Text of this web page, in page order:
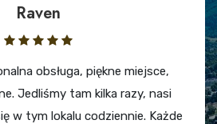
Raven
obsługa, piękne miejsce,
Jedliśmy tam kilka razy, nasi
w tym lokalu codziennie. Każde